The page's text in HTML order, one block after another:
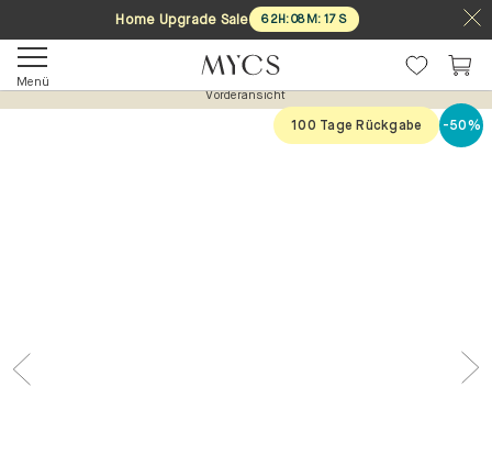
Home Upgrade Sale 62H:08M: 17S
Menü
Vorderansicht
100 Tage Rückgabe -50%